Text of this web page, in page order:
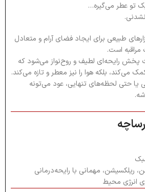
تو عطر می‌گیره…
طبیعی برای ایجاد فضای آرام و متعادل
است.
رایحه‌ای لطیف و روح‌نواز می‌شود که
می‌کند، بلکه هوا را نیز معطر و تازه می‌کند.
یا حتی لحظه‌های تنهایی، عود می‌تونه
ریلکسیشن، مهمانی با رایحه‌درمانی
انرژی محیط